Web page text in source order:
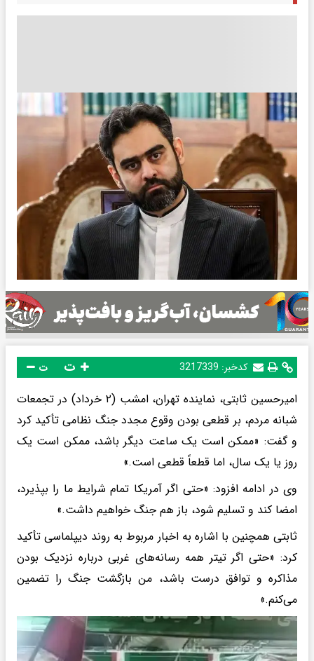
کدخبر: 3217339 ت
امیرحسین ثابتی، نماینده تهران، امشب (۲ خرداد) در تجمعات
شبانه مردم، بر قطعی بودن وقوع مجدد جنگ نظامی تأکید کرد
و گفت: «ممکن است یک ساعت دیگر باشد، ممکن است یک
روز یا یک سال، اما قطعاً قطعی است.»
وی در ادامه افزود: «حتی اگر آمریکا تمام شرایط ما را بپذیرد،
امضا کند و تسلیم شود، باز هم جنگ خواهیم داشت.»
ثابتی همچنین با اشاره به اخبار مربوط به روند دیپلماسی تأکید
کرد: «حتی اگر تیتر همه رسانه‌های غربی درباره نزدیک بودن
مذاکره و توافق درست باشد، من بازگشت جنگ را تضمین
می‌کنم.»